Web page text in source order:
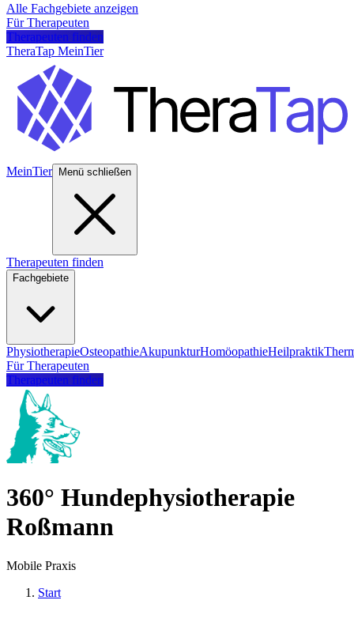
Alle Fachgebiete anzeigen
Für Therapeuten
Therapeuten finden
TheraTap MeinTier
MeinTier Menü schließen
Therapeuten finden
Fachgebiete
PhysiotherapieOsteopathieAkupunkturHomöopathieHeilpraktik
Für Therapeuten
Therapeuten finden
360° Hundephysiotherapie
Roßmann
Mobile Praxis
Start